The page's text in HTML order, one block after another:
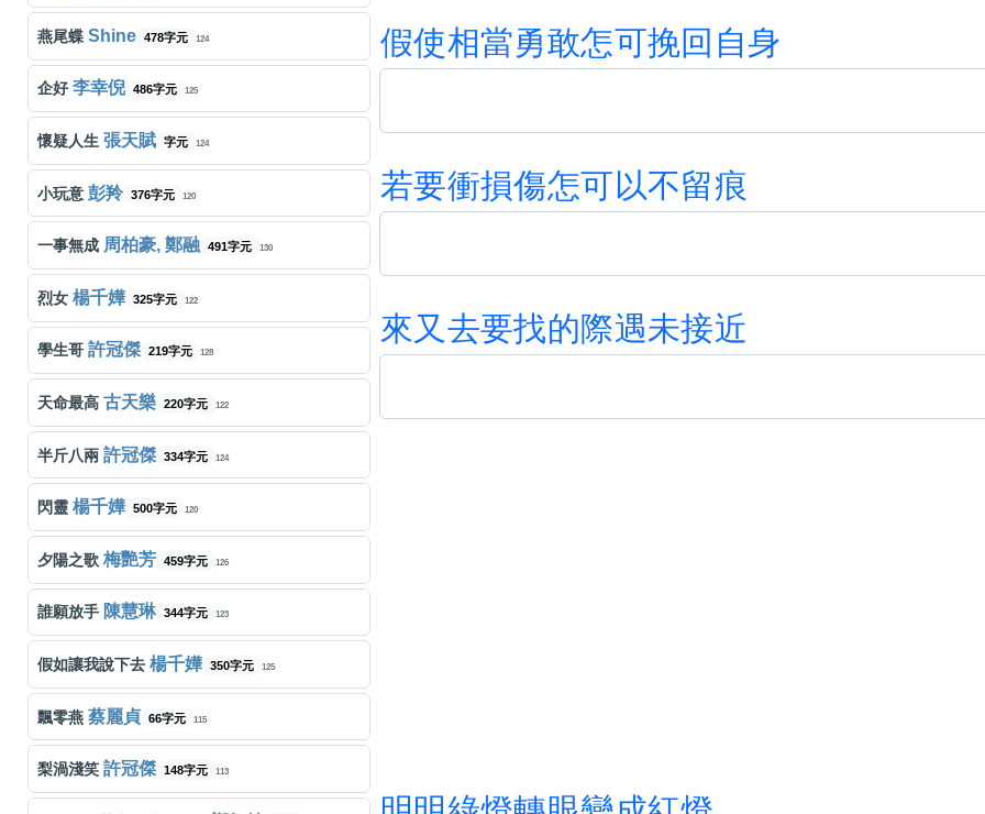
燕尾蝶 Shine 478字元 124
企好李幸倪 486字元 125
懷疑人生 張天賦 字元 124
小玩意 彭羚 376字元 120
一事無成 周柏豪, 鄭融 491字元 130
烈女 楊千嬅 325字元 122
學生哥 許冠傑 219字元 128
天命最高 古天樂 220字元 122
半斤八兩 許冠傑 334字元 124
閃靈 楊千嬅 500字元 120
夕陽之歌 梅艷芳 459字元 126
誰願放手 陳慧琳 344字元 123
假如讓我說下去 楊千嬅 350字元 125
飄零燕 蔡麗貞 66字元 115
梨渦淺笑 許冠傑 148字元 113
假使相當勇敢怎可挽回 自身
若要衝損傷怎可 以不留痕
來又 去要找的際遇未接近